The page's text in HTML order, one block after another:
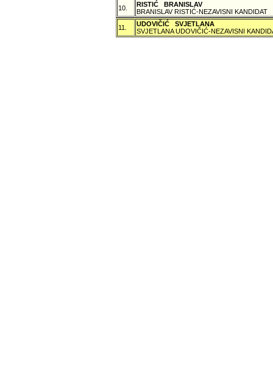
10.
RISTIĆ BRANISLAV
BRANISLAV RISTIĆ-NEZAVISNI KANDIDAT
11.
UDOVIČIĆ SVJETLANA
SVJETLANA UDOVIČIĆ-NEZAVISNI